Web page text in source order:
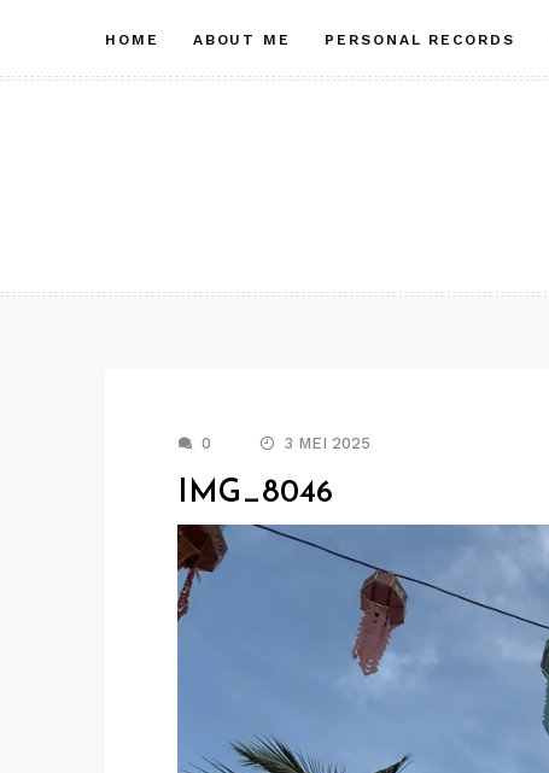
content
HOME ABOUT ME PERSONAL RECORDS
0 3 MEI 2025
IMG_8046